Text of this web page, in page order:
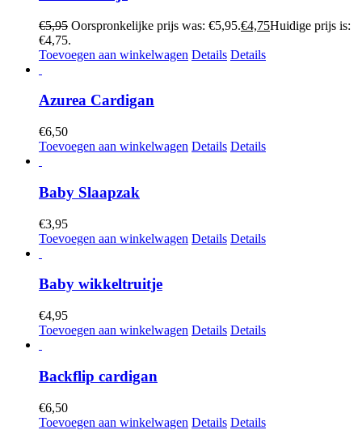
€5,95 Oorspronkelijke prijs was: €5,95.€4,75Huidige prijs is:
€4,75.
Toevoegen aan winkelwagen Details Details
Azurea Cardigan
€6,50
Toevoegen aan winkelwagen Details Details
Baby Slaapzak
€3,95
Toevoegen aan winkelwagen Details Details
Baby wikkeltruitje
€4,95
Toevoegen aan winkelwagen Details Details
Backflip cardigan
€6,50
Toevoegen aan winkelwagen Details Details